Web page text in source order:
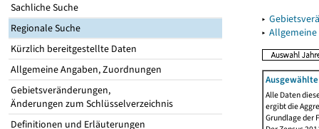
Sachliche Suche
Regionale Suche
Kürzlich bereitgestellte Daten
Allgemeine Angaben, Zuordnungen
Gebietsveränderungen,
Änderungen zum Schlüsselverzeichnis
Definitionen und Erläuterungen
▸
▸
Alle Daten
ergibt die
Grundlage der